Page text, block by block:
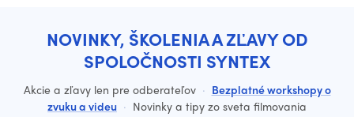
NOVINKY, ŠKOLENIA A ZĽAVY OD
SPOLOČNOSTI SYNTEX
Akcie a zľavy len pre odberateľov · Bezplatné workshopy o
zvuku a videu · Novinky a tipy zo sveta filmovania